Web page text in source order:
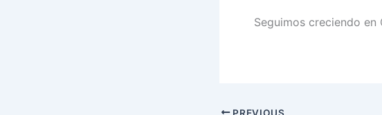
Seguimos creciendo en
PREVIOUS